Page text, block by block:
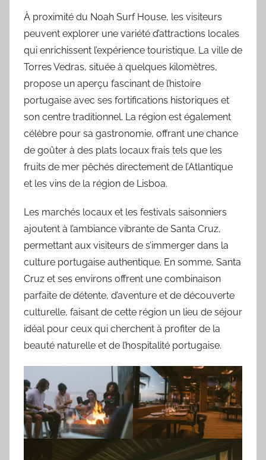
À proximité du Noah Surf House, les visiteurs
peuvent explorer une variété d’attractions locales
qui enrichissent l’expérience touristique. La ville de
Torres Vedras, située à quelques kilomètres,
propose un aperçu fascinant de l’histoire
portugaise avec ses fortifications historiques et
son centre traditionnel. La région est également
célèbre pour sa gastronomie, offrant une chance
de goûter à des plats locaux frais tels que les
fruits de mer pêchés directement de l’Atlantique
et les vins de la région de Lisboa.
Les marchés locaux et les festivals saisonniers
ajoutent à l’ambiance vibrante de Santa Cruz,
permettant aux visiteurs de s’immerger dans la
culture portugaise authentique. En somme, Santa
Cruz et ses environs offrent une combinaison
parfaite de détente, d’aventure et de découverte
culturelle, faisant de cette région un lieu de séjour
idéal pour ceux qui cherchent à profiter de la
beauté naturelle et de l’hospitalité portugaise.